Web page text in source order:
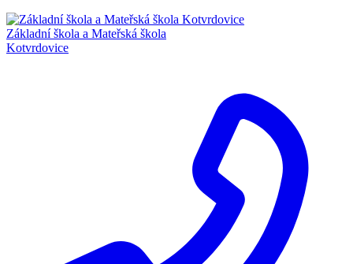
Základní škola a Mateřská škola
Kotvrdovice